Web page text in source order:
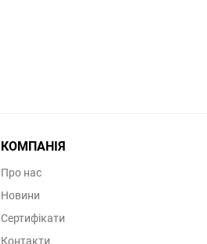
КОМПАНІЯ
Про нас
Новини
Сертифікати
Контакти